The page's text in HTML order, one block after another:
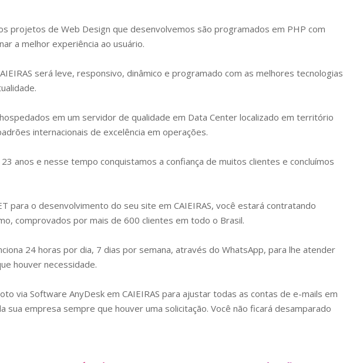
projetos de Web Design que desenvolvemos são programados em PHP com
a melhor experiência ao usuário.
será leve, responsivo, dinâmico e programado com as melhores tecnologias
em um servidor de qualidade em Data Center localizado em território
internacionais de excelência em operações.
anos e nesse tempo conquistamos a confiança de muitos clientes e concluímos
para o desenvolvimento do seu site em CAIEIRAS, você estará contratando
comprovados por mais de 600 clientes em todo o Brasil.
24 horas por dia, 7 dias por semana, através do WhatsApp, para lhe atender
houver necessidade.
via Software AnyDesk em CAIEIRAS para ajustar todas as contas de e-mails em
sua empresa sempre que houver uma solicitação. Você não ficará desamparado